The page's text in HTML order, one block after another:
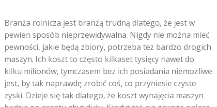
Branża rolnicza jest branżą trudną dlatego, że jest w
pewien sposób nieprzewidywalna. Nigdy nie można mieć
pewności, jakie będą zbiory, potrzeba też bardzo drogich
maszyn. Ich koszt to często kilkaset tysięcy nawet do
kilku milionów, tymczasem bez ich posiadania niemożliwe
jest, by tak naprawdę zrobić coś, co przyniesie czyste
zyski. Dzieje się tak dlatego, że koszt wynajęcia maszyn